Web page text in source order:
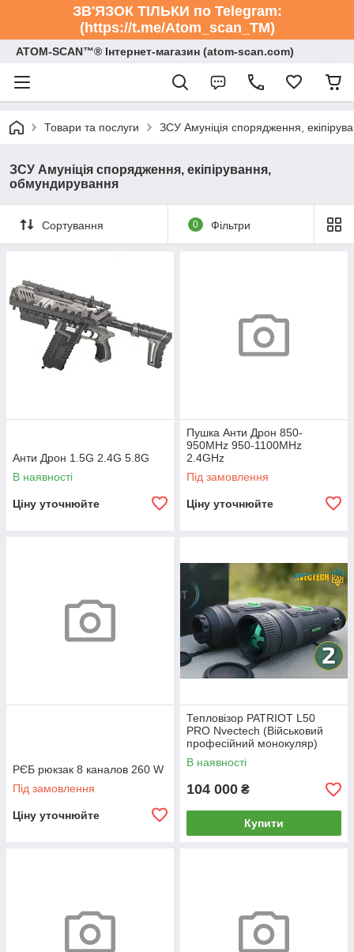
ЗВ'ЯЗОК ТІЛЬКИ по Telegram:
(https://t.me/Atom_scan_TM)
ATOM-SCAN™® Інтернет-магазин (atom-scan.com)
Товари та послуги ЗСУ Амуніція спорядження,
ЗСУ Амуніція спорядження, екіпірування,
обмундирування
Сортування 0 Фільтри
Анти Дрон 1.5G 2.4G 5.8G
В наявності
Ціну уточнюйте
Пушка Анти Дрон 850-
950MHz 950-1100MHz
2.4GHz
Під замовлення
Ціну уточнюйте
РЄБ рюкзак 8 каналов 260 W
Під замовлення
Ціну уточнюйте
Тепловізор PATRIOT L50
PRO Nvectech (Військовий
професійний монокуляр)
В наявності
104 000 ₴
Купити